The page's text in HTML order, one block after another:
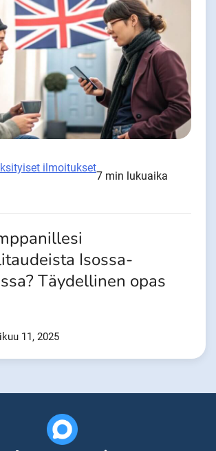
ilmoitukset
7 min lukuaika
Isossa-
Täydellinen opas
11, 2025